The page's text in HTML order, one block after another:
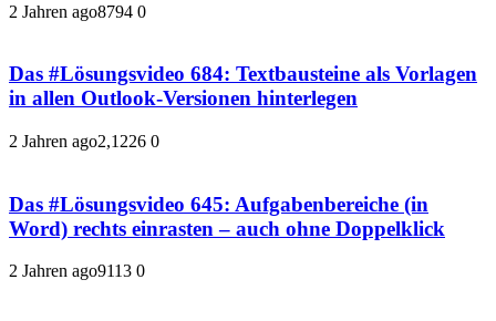
2 Jahren ago8794 0
Das #Lösungsvideo 684: Textbausteine als Vorlagen
in allen Outlook-Versionen hinterlegen
2 Jahren ago2,1226 0
Das #Lösungsvideo 645: Aufgabenbereiche (in
Word) rechts einrasten – auch ohne Doppelklick
2 Jahren ago9113 0